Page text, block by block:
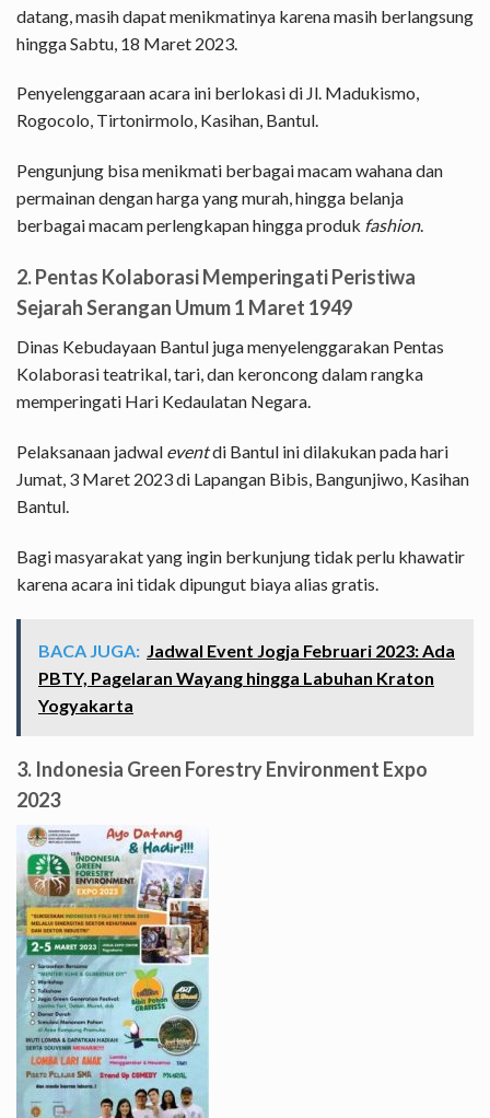
datang, masih dapat menikmatinya karena masih berlangsung
hingga Sabtu, 18 Maret 2023.
Penyelenggaraan acara ini berlokasi di Jl. Madukismo,
Rogocolo, Tirtonirmolo, Kasihan, Bantul.
Pengunjung bisa menikmati berbagai macam wahana dan
permainan dengan harga yang murah, hingga belanja
berbagai macam perlengkapan hingga produk fashion.
2. Pentas Kolaborasi Memperingati Peristiwa
Sejarah Serangan Umum 1 Maret 1949
Dinas Kebudayaan Bantul juga menyelenggarakan Pentas
Kolaborasi teatrikal, tari, dan keroncong dalam rangka
memperingati Hari Kedaulatan Negara.
Pelaksanaan jadwal eventdi Bantul ini dilakukan pada hari
Jumat, 3 Maret 2023 di Lapangan Bibis, Bangunjiwo, Kasihan
Bantul.
Bagi masyarakat yang ingin berkunjung tidak perlu khawatir
karena acara ini tidak dipungut biaya alias gratis.
BACA JUGA: Jadwal Event Jogja Februari 2023: Ada
PBTY, Pagelaran Wayang hingga Labuhan Kraton
Yogyakarta
3. Indonesia Green Forestry Environment Expo
2023